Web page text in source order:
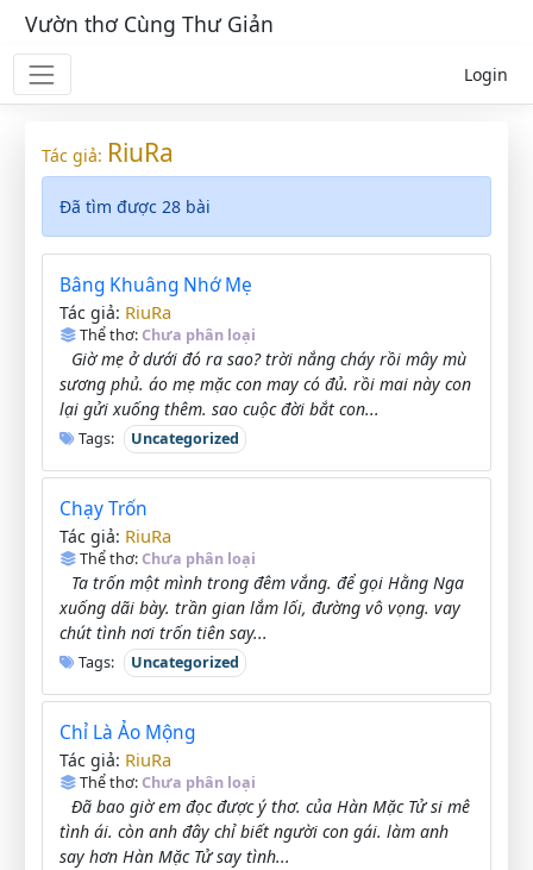
Vườn thơ Cùng Thư Giản
Login
Tác giả: RiuRa
Đã tìm được 28 bài
Bâng Khuâng Nhớ Mẹ
Tác giả: RiuRa
Thể thơ:Chưa phân loại
Giờ mẹ ở dưới đó ra sao? trời nắng cháy rồi mây mù
sương phủ. áo mẹ mặc con may có đủ. rồi mai này con
lại gửi xuống thêm. sao cuộc đời bắt con...
Tags: Uncategorized
Chạy Trốn
Tác giả: RiuRa
Thể thơ:Chưa phân loại
Ta trốn một mình trong đêm vắng. để gọi Hằng Nga
xuống dãi bày. trần gian lắm lối, đường vô vọng. vay
chút tình nơi trốn tiên say...
Tags: Uncategorized
Chỉ Là Ảo Mộng
Tác giả: RiuRa
Thể thơ:Chưa phân loại
Đã bao giờ em đọc được ý thơ. của Hàn Mặc Tử si mê
tình ái. còn anh đây chỉ biết người con gái. làm anh
say hơn Hàn Mặc Tử say tình...